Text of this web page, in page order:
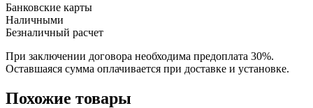
Банковские карты
Наличными
Безналичный расчет
При заключении договора необходима предоплата 30%.
Оставшаяся сумма оплачивается при доставке и установке.
Похожие товары